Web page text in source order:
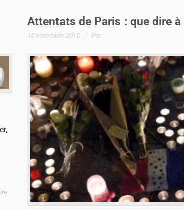
Attentats de Paris : que dire à
15 novembre 2015 Par